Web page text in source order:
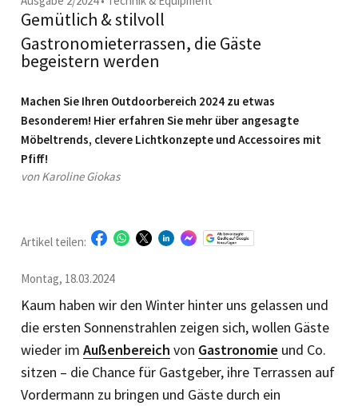
Gemütlich & stilvoll
Gastronomieterrassen, die Gäste
begeistern werden
Machen Sie Ihren Outdoorbereich 2024 zu etwas
Besonderem! Hier erfahren Sie mehr über angesagte
Möbeltrends, clevere Lichtkonzepte und Accessoires mit
Pfiff!
von Karoline Giokas
Montag, 18.03.2024
Artikel teilen:
Kaum haben wir den Winter hinter uns gelassen und
die ersten Sonnenstrahlen zeigen sich, wollen Gäste
wieder im Außenbereich von Gastronomie und Co.
sitzen – die Chance für Gastgeber, ihre Terrassen auf
Vordermann zu bringen und Gäste durch ein